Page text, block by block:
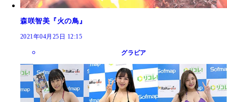
森咲智美『火の鳥』
2021年04月25日 12:15
グラビア